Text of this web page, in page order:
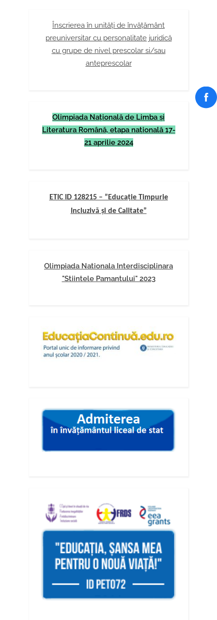
Înscrierea în unități de învățământ
preuniversitar cu personalitate juridică
cu grupe de nivel prescolar si/sau
anteprescolar
Olimpiada Naţională de Limba şi
Literatura Română, etapa naţională 17-
21 aprilie 2024
ETIC ID 128215 – ”Educație Timpurie
Incluzivă și de Calitate”
Olimpiada Nationala Interdisciplinara
"Stiintele Pamantului" 2023